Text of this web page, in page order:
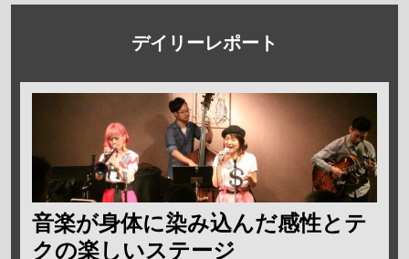
デイリーレポート
音楽が身体に染み込んだ感性とテ
クの楽しいステージ